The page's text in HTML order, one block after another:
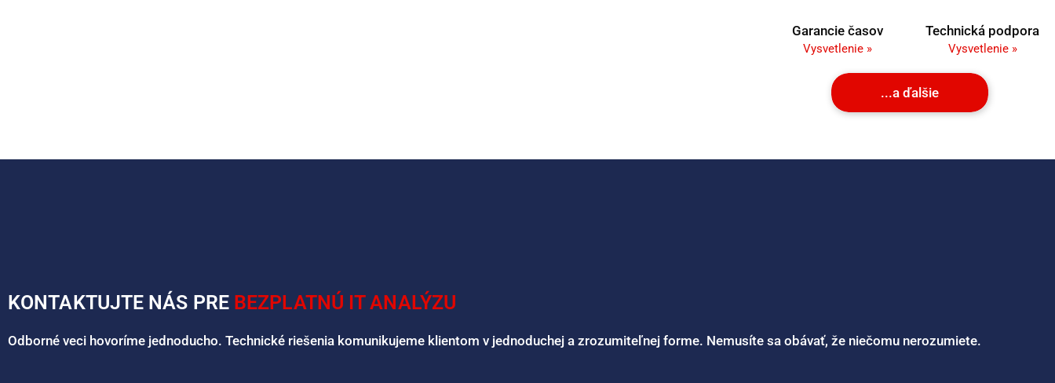
Garancie časov
Vysvetlenie »
Technická podpora
Vysvetlenie »
...a ďalšie
KONTAKTUJTE NÁS PRE BEZPLATNÚ IT ANALÝZU
Odborné veci hovoríme jednoducho. Technické riešenia komunikujeme klientom v jednoduchej a zrozumiteľnej forme. Nemusíte sa obávať, že niečomu nerozumiete.